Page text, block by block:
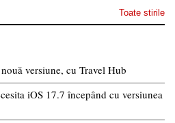
Toate stirile
versiune, cu Travel Hub
iOS 17.7 începând cu versiunea